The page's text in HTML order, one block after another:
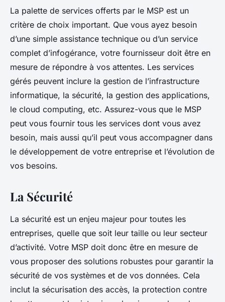
La palette de services offerts par le MSP est un
critère de choix important. Que vous ayez besoin
d’une simple assistance technique ou d’un service
complet d’infogérance, votre fournisseur doit être en
mesure de répondre à vos attentes. Les services
gérés peuvent inclure la gestion de l’infrastructure
informatique, la sécurité, la gestion des applications,
le cloud computing, etc. Assurez-vous que le MSP
peut vous fournir tous les services dont vous avez
besoin, mais aussi qu’il peut vous accompagner dans
le développement de votre entreprise et l’évolution de
vos besoins.
La Sécurité
La sécurité est un enjeu majeur pour toutes les
entreprises, quelle que soit leur taille ou leur secteur
d’activité. Votre MSP doit donc être en mesure de
vous proposer des solutions robustes pour garantir la
sécurité de vos systèmes et de vos données. Cela
inclut la sécurisation des accès, la protection contre